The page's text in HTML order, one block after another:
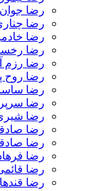
رضا جوان
رضا
رضا
رضا
رضا رزم
رضا روح
رضا
رضا
رضا
رضا
رضا
رضا
رضا
رضا